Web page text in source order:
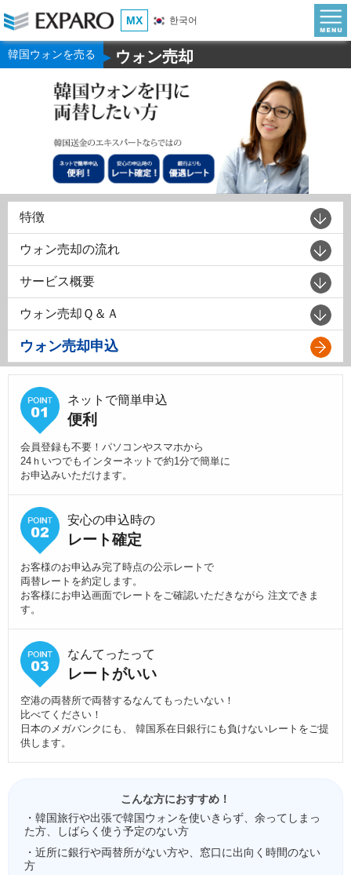
MX 한국어
韓国ウォンを売る ▶ウォン売却
特徴
ウォン売却の流れ
サービス概要
ウォン売却Ｑ＆Ａ
ウォン売却申込
ネットで簡単申込
便利
会員登録も不要！パソコンやスマホから
24ｈいつでもインターネットで約1分で簡単に
お申込みいただけます。
安心の申込時の
レート確定
お客様のお申込み完了時点の公示レートで
両替レートを約定します。
お客様にお申込画面でレートをご確認いただきながら 注文できま
す。
なんてったって
レートがいい
空港の両替所で両替するなんてもったいない！
比べてください！
日本のメガバンクにも、 韓国系在日銀行にも負けないレートをご提
供します。
こんな方におすすめ！
・韓国旅行や出張で韓国ウォンを使いきらず、余ってしまっ
た方、しばらく使う予定のない方
・近所に銀行や両替所がない方や、窓口に出向く時間のない
方